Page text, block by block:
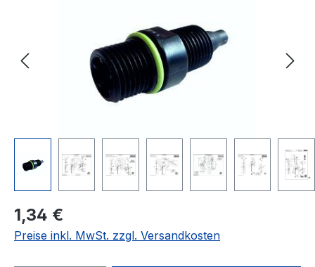
Regulärer Preis:
1,34 €
Preise inkl. MwSt. zzgl. Versandkosten